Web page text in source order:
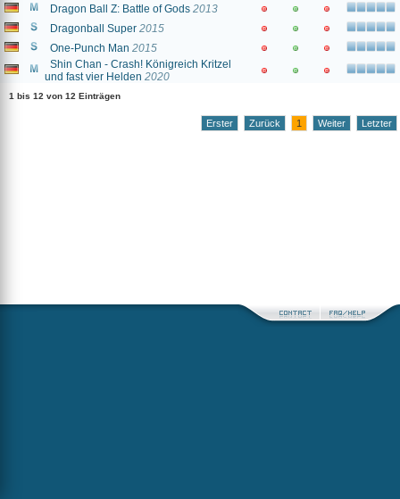
Dragon Ball Z: Battle of Gods 2013
Dragonball Super 2015
One-Punch Man 2015
Shin Chan - Crash! Königreich Kritzel
und fast vier Helden 2020
1 bis 12 von 12 Einträgen
Erster Zurück 1 Weiter Letzter